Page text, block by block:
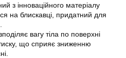
з інноваційного матеріалу
на блискавці, придатний для
вагу тіла по поверхні
що сприяє зниженню